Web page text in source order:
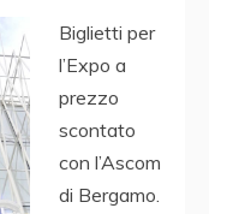
Biglietti per
l’Expo a
prezzo
scontato
con l’Ascom
di Bergamo.